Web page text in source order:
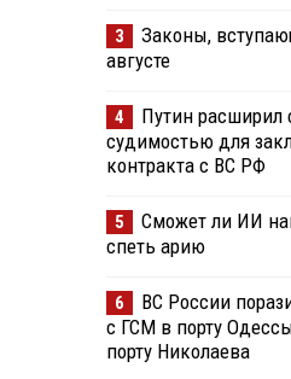
3
Законы,
августе
4
Путин расширил
судимостью для
контракта с ВС РФ
5
Сможет ли ИИ
спеть арию
6
ВС России
с ГСМ в порту
порту Николаева